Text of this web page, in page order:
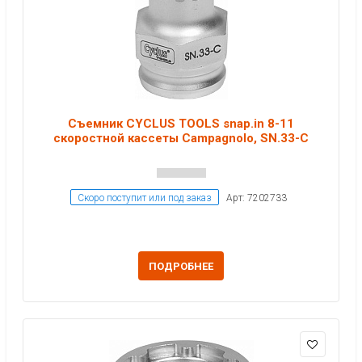
Съемник CYCLUS TOOLS snap.in 8-11
скоростной кассеты Campagnolo, SN.33-C
Скоро поступит или под заказ Арт: 7202733
ПОДРОБНЕЕ